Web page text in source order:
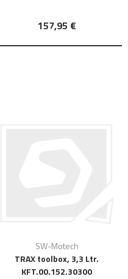
157,95 €
SW-Motech
TRAX toolbox, 3,3 Ltr.
KFT.00.152.30300